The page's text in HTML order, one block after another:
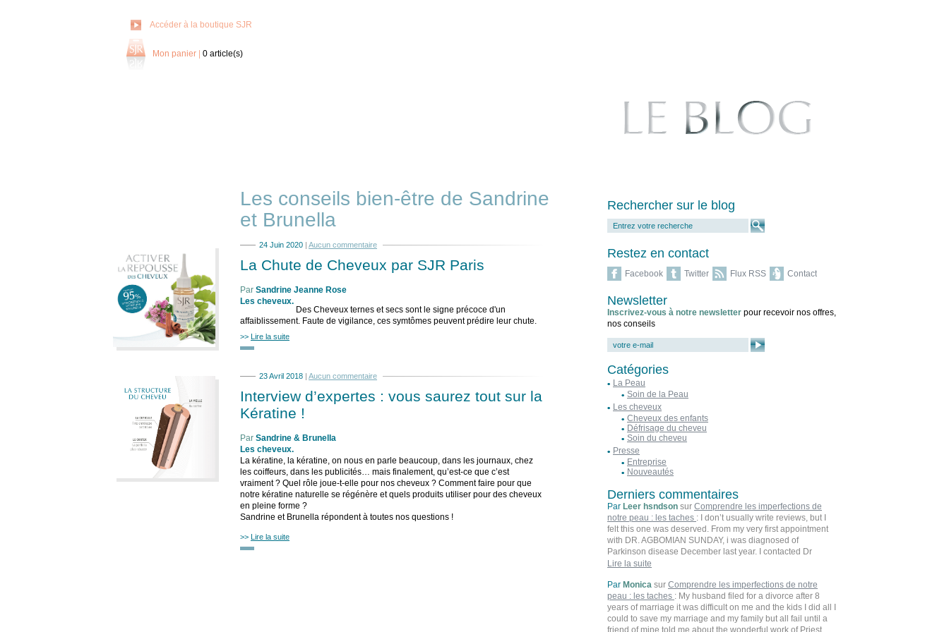
Accéder à la boutique SJR
Mon panier 0 article(s)
Les conseils bien-être de Sandrine
et Brunella
24 Juin 2020 | Aucun commentaire
La Chute de Cheveux par SJR Paris
Par Sandrine Jeanne Rose
Les cheveux.
Des Cheveux ternes et secs sont le signe précoce d'un
affaiblissement. Faute de vigilance, ces symtômes peuvent prédire leur chute.
>> Lire la suite
23 Avril 2018 | Aucun commentaire
Interview d’expertes : vous saurez tout sur la
Kératine !
Par Sandrine & Brunella
Les cheveux.
La kératine, la kératine, on nous en parle beaucoup, dans les journaux, chez
les coiffeurs, dans les publicités… mais finalement, qu’est-ce que c’est
vraiment ? Quel rôle joue-t-elle pour nos cheveux ? Comment faire pour que
notre kératine naturelle se régénère et quels produits utiliser pour des cheveux
en pleine forme ?
Sandrine et Brunella répondent à toutes nos questions !
>> Lire la suite
Rechercher sur le blog
Restez en contact
Facebook Twitter Flux RSS Contact
Newsletter
Inscrivez-vous à notre newsletter pour recevoir nos offres,
nos conseils
Catégories
La Peau
Soin de la Peau
Les cheveux
Cheveux des enfants
Défrisage du cheveu
Soin du cheveu
Presse
Entreprise
Nouveautés
Derniers commentaires
Par Leer hsndson sur Comprendre les imperfections de
notre peau : les taches : I don’t usually write reviews, but I
felt this one was deserved. From my very first appointment
with DR. AGBOMIAN SUNDAY, i was diagnosed of
Parkinson disease December last year. I contacted Dr
Agbomian Sunday last week,I followed up with his
Parkinson disease. All thanks to Doc. You can contact
Email: Dragbomianherbalcured77@gmail.com
Lire la suite
Par Monica sur Comprendre les imperfections de notre
peau : les taches : My husband filed for a divorce after 8
years of marriage it was difficult on me and the kids I did all I
could to save my marriage and my family but all fail until a
friend of mine told me about the wonderful work of Priest